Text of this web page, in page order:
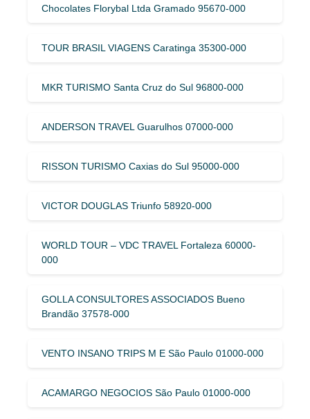
Chocolates Florybal Ltda Gramado 95670-000
TOUR BRASIL VIAGENS Caratinga 35300-000
MKR TURISMO Santa Cruz do Sul 96800-000
ANDERSON TRAVEL Guarulhos 07000-000
RISSON TURISMO Caxias do Sul 95000-000
VICTOR DOUGLAS Triunfo 58920-000
WORLD TOUR – VDC TRAVEL Fortaleza 60000-
000
GOLLA CONSULTORES ASSOCIADOS Bueno
Brandão 37578-000
VENTO INSANO TRIPS M E São Paulo 01000-000
ACAMARGO NEGOCIOS São Paulo 01000-000